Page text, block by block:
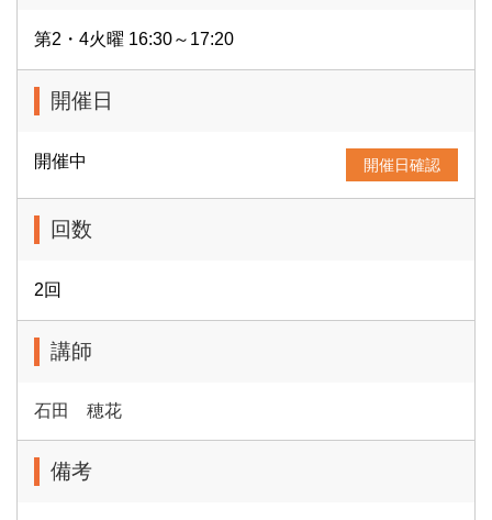
第2・4火曜 16:30～17:20
開催日
開催中 開催日確認
回数
2回
講師
石田 穂花
備考